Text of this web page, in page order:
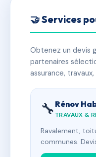
🤝 Services
Obtenez un devis
partenaires
assurance,
🔧 Rénov
TRAVAUX &
Ravalement,
communes.